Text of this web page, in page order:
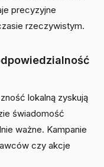
precyzyjne
rzeczywistym.
lokalną zyskują
świadomość
ważne. Kampanie
czy akcje